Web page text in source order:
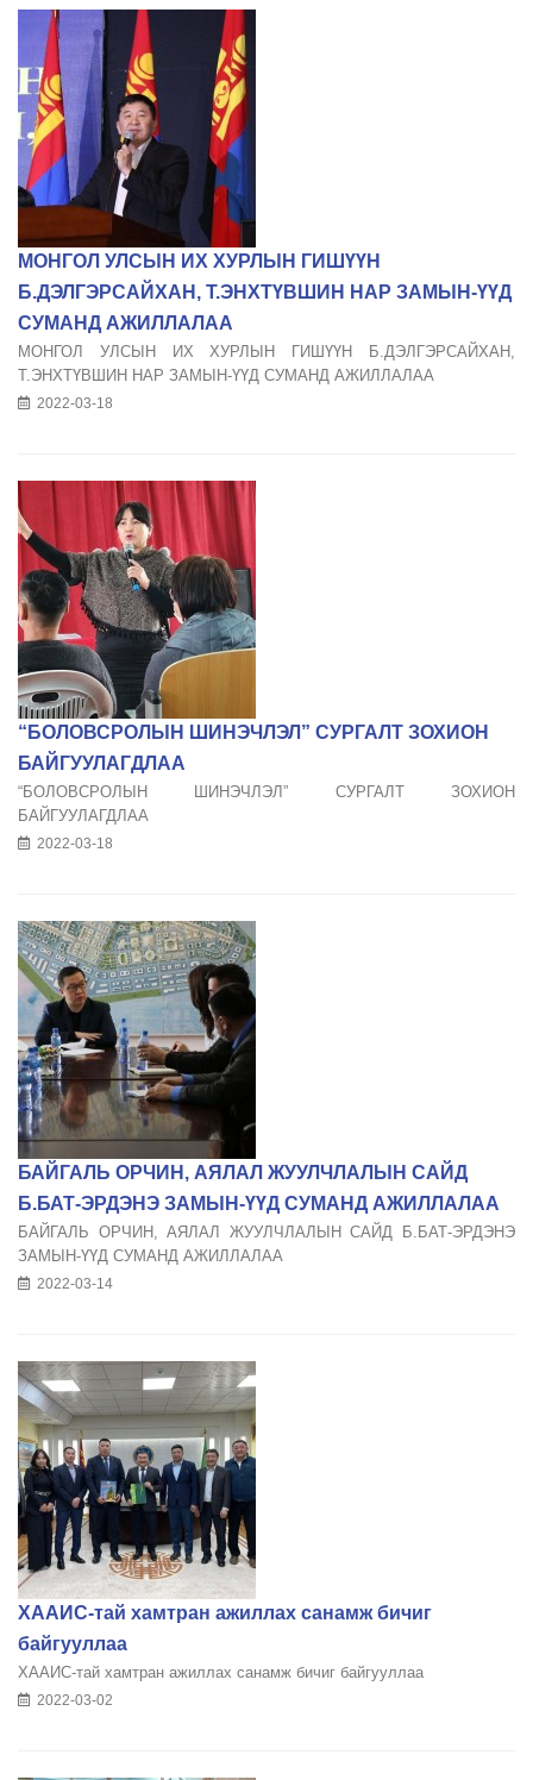
МОНГОЛ УЛСЫН ИХ ХУРЛЫН ГИШҮҮН
Б.ДЭЛГЭРСАЙХАН, Т.ЭНХТҮВШИН НАР ЗАМЫН-ҮҮД
СУМАНД АЖИЛЛАЛАА
МОНГОЛ УЛСЫН ИХ ХУРЛЫН ГИШҮҮН Б.ДЭЛГЭРСАЙХАН,
Т.ЭНХТҮВШИН НАР ЗАМЫН-ҮҮД СУМАНД АЖИЛЛАЛАА
2022-03-18
“БОЛОВСРОЛЫН ШИНЭЧЛЭЛ” СУРГАЛТ ЗОХИОН
БАЙГУУЛАГДЛАА
“БОЛОВСРОЛЫН ШИНЭЧЛЭЛ” СУРГАЛТ ЗОХИОН
БАЙГУУЛАГДЛАА
2022-03-18
БАЙГАЛЬ ОРЧИН, АЯЛАЛ ЖУУЛЧЛАЛЫН САЙД
Б.БАТ-ЭРДЭНЭ ЗАМЫН-ҮҮД СУМАНД АЖИЛЛАЛАА
БАЙГАЛЬ ОРЧИН, АЯЛАЛ ЖУУЛЧЛАЛЫН САЙД Б.БАТ-ЭРДЭНЭ
ЗАМЫН-ҮҮД СУМАНД АЖИЛЛАЛАА
2022-03-14
ХААИС-тай хамтран ажиллах санамж бичиг
байгууллаа
ХААИС-тай хамтран ажиллах санамж бичиг байгууллаа
2022-03-02